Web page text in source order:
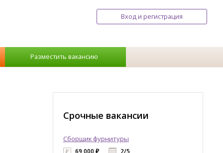
Вход и регистрация
Разместить вакансию
Срочные вакансии
Сборщик фурнитуры
69 000 ₽ 2/5